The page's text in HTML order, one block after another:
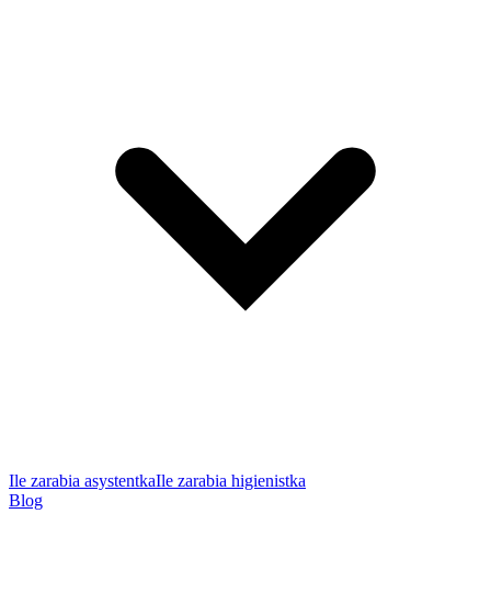
Ile zarabia asystentkaIle zarabia higienistka
Blog